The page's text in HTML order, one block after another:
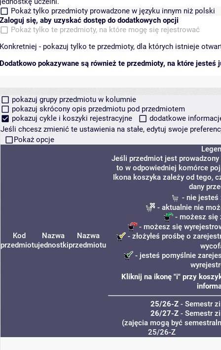
Pokaż tylko przedmioty prowadzone w języku innym niż polski
Zaloguj się, aby uzyskać dostęp do dodatkowych opcji
Pokaż tylko te przedmioty, na które mogę się rejestrować
Konkretniej - pokazuj tylko te przedmioty, dla których istnieje
Dodatkowo pokazywane są również te przedmioty, na które jesteś
pokazuj grupy przedmiotu w kolumnie
pokazuj skrócony opis przedmiotu pod przedmiotem
pokazuj cykle i koszyki rejestracyjne
dodatkowe
Jeśli chcesz zmienić te ustawienia na stałe, edytuj swoje
Pokaż opcje
Kod
przedmiotu
Nazwa
jednostki
Nazwa
przedmiotu
Jeśli przedmiot jest prowadzony
to w odpowiedniej komórce
Ikona koszyka zależy od tego,
dany
- nie jesteś
- aktualnie nie
- możesz się
- możesz się
- złożyłeś prośbę o
- jesteś pomyślnie
Kliknij na ikonę "i" przy
25/26-Z- Semestr
26/27-Z- Semestr
(zajęcia mogą być
25/26-Z